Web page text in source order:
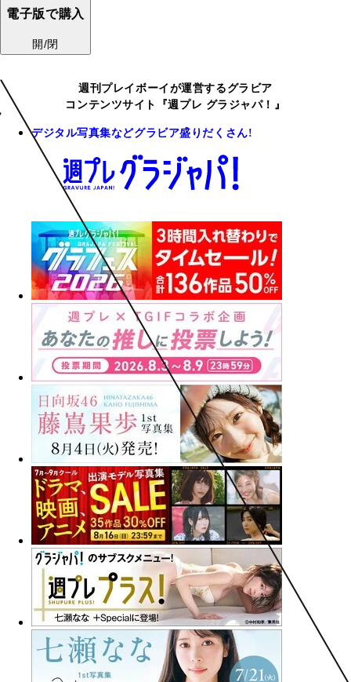
電子版で購入
開/閉
週刊プレイボーイが運営するグラビア
コンテンツサイト『週プレ グラジャパ！』
デジタル写真集などグラビア盛りだくさん!